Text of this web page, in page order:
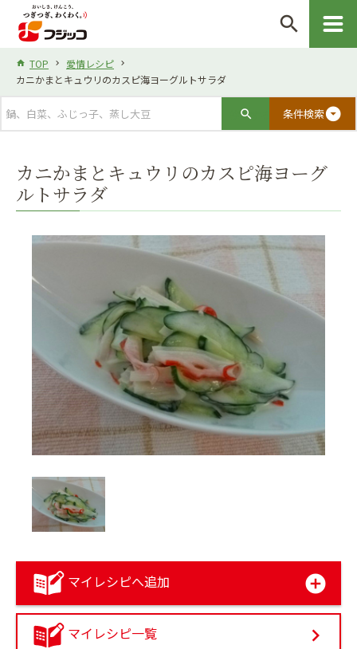
search
TOP
愛情レシピ
カニかまとキュウリのカスピ海ヨーグルトサラダ
条件検索arrow_drop_down_circle
カニかまとキュウリのカスピ海ヨーグ
ルトサラダ
マイレシピへ追加
マイレシピ一覧